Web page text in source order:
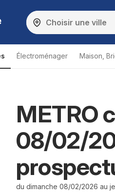
Électroménager Maison,
METRO
08/02/
du dimanche 08/02/2026 au